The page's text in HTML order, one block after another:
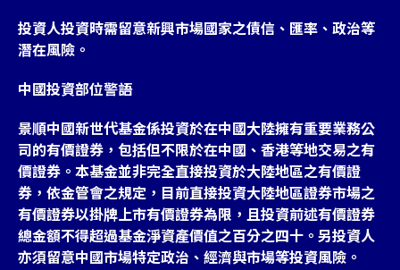
投資人投資時需留意新興市場國家之債信、匯率、政治等
潛在風險。
中國投資部位警語
景順中國新世代基金係投資於在中國大陸擁有重要業務公
司的有價證券，包括但不限於在中國、香港等地交易之有
價證券。本基金並非完全直接投資於大陸地區之有價證
券，依金管會之規定，目前直接投資大陸地區證券市場之
有價證券以掛牌上市有價證券為限，且投資前述有價證券
總金額不得超過基金淨資產價值之百分之四十。另投資人
亦須留意中國市場特定政治、經濟與市場等投資風險。